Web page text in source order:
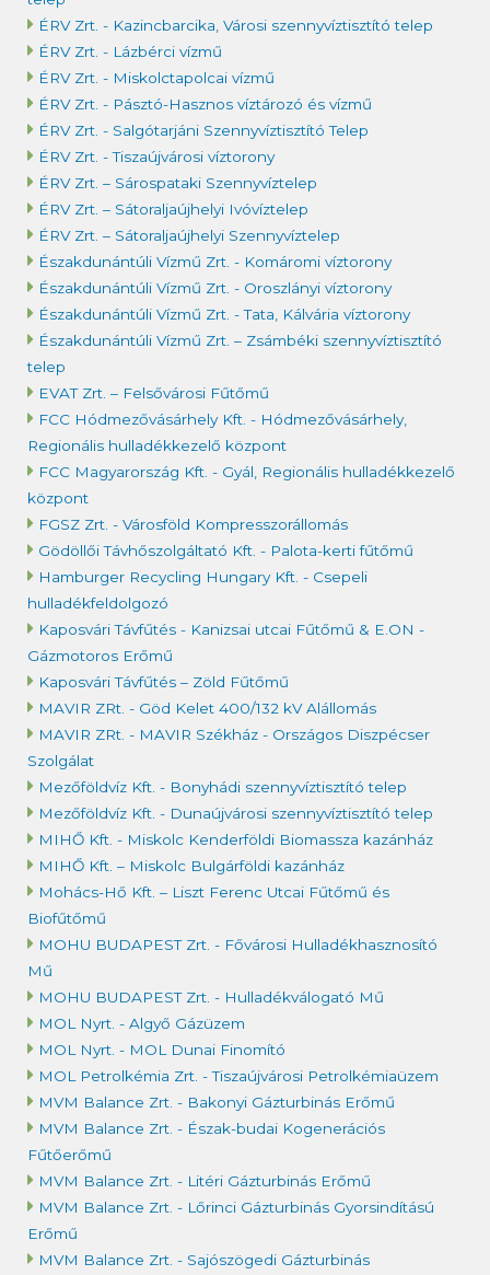
ÉRV Zrt. - Kazincbarcika, Városi szennyvíztisztító telep
ÉRV Zrt. - Lázbérci vízmű
ÉRV Zrt. - Miskolctapolcai vízmű
ÉRV Zrt. - Pásztó-Hasznos víztározó és vízmű
ÉRV Zrt. - Salgótarjáni Szennyvíztisztító Telep
ÉRV Zrt. - Tiszaújvárosi víztorony
ÉRV Zrt. – Sárospataki Szennyvíztelep
ÉRV Zrt. – Sátoraljaújhelyi Ivóvíztelep
ÉRV Zrt. – Sátoraljaújhelyi Szennyvíztelep
Északdunántúli Vízmű Zrt. - Komáromi víztorony
Északdunántúli Vízmű Zrt. - Oroszlányi víztorony
Északdunántúli Vízmű Zrt. - Tata, Kálvária víztorony
Északdunántúli Vízmű Zrt. – Zsámbéki szennyvíztisztító
telep
EVAT Zrt. – Felsővárosi Fűtőmű
FCC Hódmezővásárhely Kft. - Hódmezővásárhely,
Regionális hulladékkezelő központ
FCC Magyarország Kft. - Gyál, Regionális hulladékkezelő
központ
FGSZ Zrt. - Városföld Kompresszorállomás
Gödöllői Távhőszolgáltató Kft. - Palota-kerti fűtőmű
Hamburger Recycling Hungary Kft. - Csepeli
hulladékfeldolgozó
Kaposvári Távfűtés - Kanizsai utcai Fűtőmű & E.ON -
Gázmotoros Erőmű
Kaposvári Távfűtés – Zöld Fűtőmű
MAVIR ZRt. - Göd Kelet 400/132 kV Alállomás
MAVIR ZRt. - MAVIR Székház - Országos Diszpécser
Szolgálat
Mezőföldvíz Kft. - Bonyhádi szennyvíztisztító telep
Mezőföldvíz Kft. - Dunaújvárosi szennyvíztisztító telep
MIHŐ Kft. - Miskolc Kenderföldi Biomassza kazánház
MIHŐ Kft. – Miskolc Bulgárföldi kazánház
Mohács-Hő Kft. – Liszt Ferenc Utcai Fűtőmű és
Biofűtőmű
MOHU BUDAPEST Zrt. - Fővárosi Hulladékhasznosító
Mű
MOHU BUDAPEST Zrt. - Hulladékválogató Mű
MOL Nyrt. - Algyő Gázüzem
MOL Nyrt. - MOL Dunai Finomító
MOL Petrolkémia Zrt. - Tiszaújvárosi Petrolkémiaüzem
MVM Balance Zrt. - Bakonyi Gázturbinás Erőmű
MVM Balance Zrt. - Észak-budai Kogenerációs
Fűtőerőmű
MVM Balance Zrt. - Litéri Gázturbinás Erőmű
MVM Balance Zrt. - Lőrinci Gázturbinás Gyorsindítású
Erőmű
MVM Balance Zrt. - Sajószögedi Gázturbinás